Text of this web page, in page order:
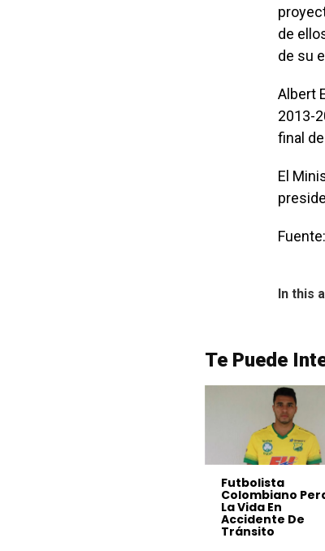
de
de su
Albert
2013-
final
El
In this
Te Puede
Futbolista
Colombiano
La Vida En
Accidente De
Tránsito